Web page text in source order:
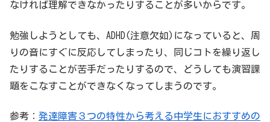
なければ理解できなかったりすることが多いからです。
勉強しようとしても、ADHD(注意欠如)になっていると、周
りの音にすぐに反応してしまったり、同じコトを繰り返し
たりすることが苦手だったりするので、どうしても演習課
題をこなすことができなくなってしまうのです。
参考： 発達障害３つの特性から考える中学生におすすめの